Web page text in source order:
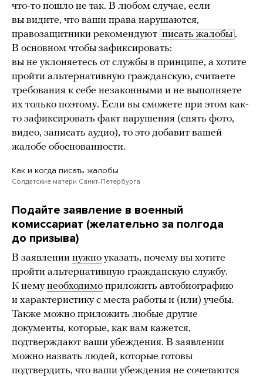
что-то пошло не так. В любом случае, если
вы видите, что ваши права нарушаются,
правозащитники рекомендуют писать жалобы .
В основном чтобы зафиксировать:
вы не уклоняетесь от службы в принципе, а хотите
пройти альтернативную гражданскую, считаете
требования к себе незаконными и не выполняете
их только поэтому. Если вы сможете при этом как-
то зафиксировать факт нарушения (снять фото,
видео, записать аудио), то это добавит вашей
жалобе обоснованности.
Как и когда писать жалобы
Солдатские матери Санкт-Петербурга
Подайте заявление в военный
комиссариат (желательно за полгода
до призыва)
В заявлении нужно указать, почему вы хотите
пройти альтернативную гражданскую службу.
К немунеобходимо приложить автобиографию
и характеристику с места работы и (или) учебы.
Также можно приложить любые другие
документы, которые, как вам кажется,
подтверждают ваши убеждения. В заявлении
можно назвать людей, которые готовы
подтвердить, что ваши убеждения не сочетаются